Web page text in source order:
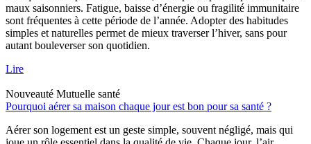
maux saisonniers. Fatigue, baisse d’énergie ou fragilité immunitaire
sont fréquentes à cette période de l’année. Adopter des habitudes
simples et naturelles permet de mieux traverser l’hiver, sans pour
autant bouleverser son quotidien.
Lire
Nouveauté Mutuelle santé
Pourquoi aérer sa maison chaque jour est bon pour sa santé ?
Aérer son logement est un geste simple, souvent négligé, mais qui